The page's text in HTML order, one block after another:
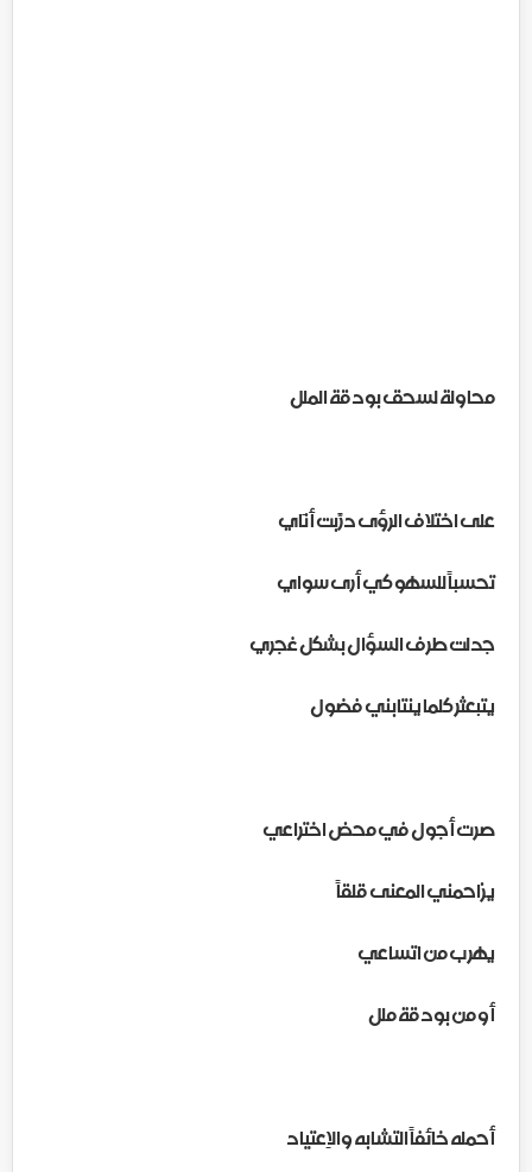
محاولة لسحق بودقة الملل
على اختلاف الرؤى درّبت أَنَاي
تحسباً للسهو كي أرى سواي
جدلت طرف السؤال بشكل غجري
يتبعثر كلما ينتابني فضول
صرت أجول في محض اختراعي
يزاحمني المعنى قلقاً
يهرب من اتساعي
أو من بودقة ملل
أحمله خائفاً التشابه والاِعتياد